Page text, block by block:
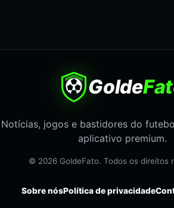
Golde
Notícias, jogos e bastidores do
aplicativo premium.
© 2026 GoldeFato. Todos os direitos
Sobre nósPolítica de privacidade